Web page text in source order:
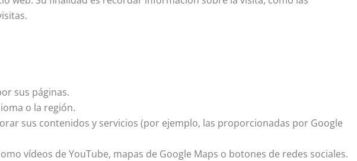
sus páginas.
o la región.
sus contenidos y servicios (por ejemplo, las proporcionadas por Google
vídeos de YouTube, mapas de Google Maps o botones de redes sociales.